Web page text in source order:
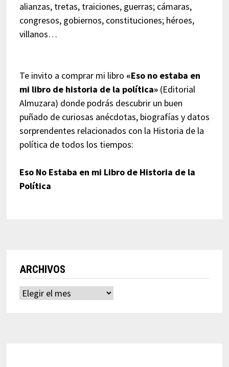
alianzas, tretas, traiciones, guerras; cámaras,
congresos, gobiernos, constituciones; héroes,
villanos…
Te invito a comprar mi libro «Eso no estaba en
mi libro de historia de la política»(Editorial
Almuzara) donde podrás descubrir un buen
puñado de curiosas anécdotas, biografías y datos
sorprendentes relacionados con la Historia de la
política de todos los tiempos:
Eso No Estaba en mi Libro de Historia de la
Política
ARCHIVOS
Archivos